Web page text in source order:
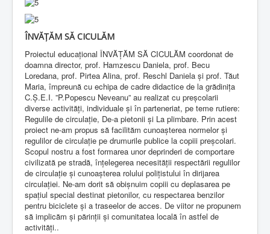
ÎNVĂȚĂM SĂ CICULĂM
Proiectul educațional ÎNVĂȚĂM SĂ CICULĂM coordonat de
doamna director, prof. Hamzescu Daniela, prof. Becu
Loredana, prof. Pirtea Alina, prof. Reschl Daniela și prof. Tăut
Maria, împreună cu echipa de cadre didactice de la grădinița
C.Ș.E.I. ”P.Popescu Neveanu” au realizat cu preșcolarii
diverse activități, individuale și în parteneriat, pe teme rutiere:
Regulile de circulație, De-a pietonii și La plimbare. Prin acest
proiect ne-am propus să facilităm cunoașterea normelor și
regulilor de circulație pe drumurile publice la copiii preșcolari.
Scopul nostru a fost formarea unor deprinderi de comportare
civilizată pe stradă, înțelegerea necesității respectării regulilor
de circulație și cunoașterea rolului polițistului în dirijarea
circulației. Ne-am dorit să obișnuim copiii cu deplasarea pe
spațiul special destinat pietonilor, cu respectarea benzilor
pentru biciclete și a traseelor de acces. De viitor ne propunem
să implicăm și părinții și comunitatea locală în astfel de
activități..